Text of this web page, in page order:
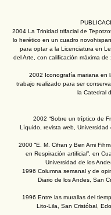
2004 La Trinidad trifacial de
lo herético en un cuadro
para optar a la Licenciatura en
del Arte, con calificación máxima de
2002 Iconografía mariana en
trabajo realizado para ser
la Catedral
2002 “Sobre un tríptico de
Líquido, revista web, Universidad
2000 “E. M. Cifran y Ben Ami
en Respiración artificial”, en
Universidad de los
1996 Columna semanal y de
Diario de los Andes, San
1996 Entre las murallas del
Lito-Lila, San Cristóbal,